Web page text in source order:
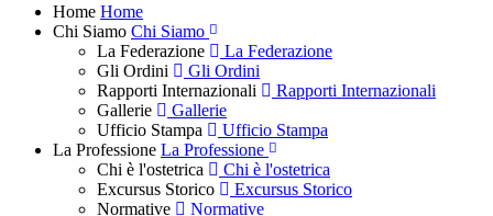
Home Home
Chi Siamo Chi Siamo
La Federazione
La Federazione
Gli Ordini
Gli Ordini
Rapporti Internazionali
Rapporti Internazionali
Gallerie
Gallerie
Ufficio Stampa
Ufficio Stampa
La Professione La Professione
Chi è l'ostetrica
Chi è l'ostetrica
Excursus Storico
Excursus Storico
Normative
Normative